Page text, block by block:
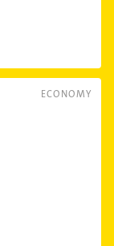
ECONOMY